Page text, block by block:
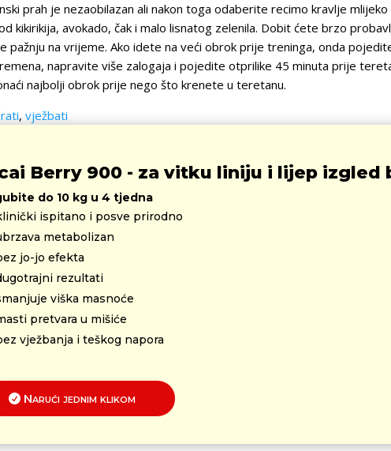
prah je nezaobilazan ali nakon toga odaberite recimo kravlje
kikirikija, avokado, čak i malo lisnatog zelenila. Dobit ćete brzo
na vrijeme. Ako idete na veći obrok prije treninga, onda
napravite više zalogaja i pojedite otprilike 45 minuta prije
najbolji obrok prije nego što krenete u teretanu.
, vježbati
Berry 900 - za vitku liniju i lijep izgled
do 10 kg u 4 tjedna
ispitano i posve prirodno
metabolizan
jo-jo efekta
rezultati
viška masnoće
pretvara u mišiće
vježbanja i teškog napora
Narući jednim klikom